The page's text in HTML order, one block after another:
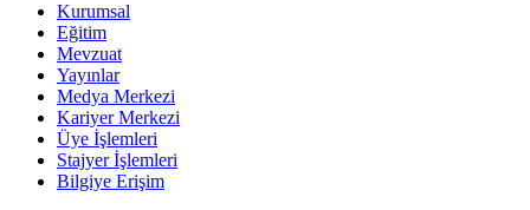
Kurumsal
Eğitim
Mevzuat
Yayınlar
Medya Merkezi
Kariyer Merkezi
Üye İşlemleri
Stajyer İşlemleri
Bilgiye Erişim